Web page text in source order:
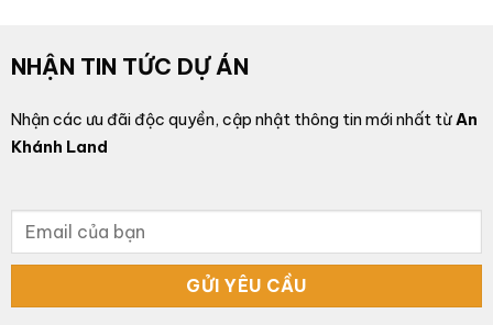
NHẬN TIN TỨC DỰ ÁN
Nhận các ưu đãi độc quyền, cập nhật thông tin mới nhất từAn
Khánh Land